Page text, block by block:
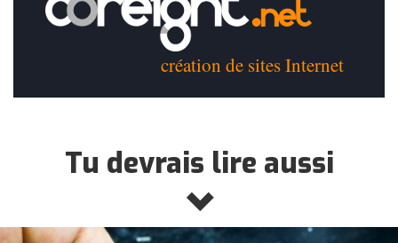
création de sites Internet
Tu devrais lire aussi